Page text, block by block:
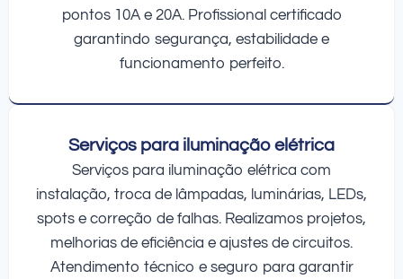
pontos 10A e 20A. Profissional certificado
garantindo segurança, estabilidade e
funcionamento perfeito.
Serviços para iluminação elétrica
Serviços para iluminação elétrica com
instalação, troca de lâmpadas, luminárias, LEDs,
spots e correção de falhas. Realizamos projetos,
melhorias de eficiência e ajustes de circuitos.
Atendimento técnico e seguro para garantir